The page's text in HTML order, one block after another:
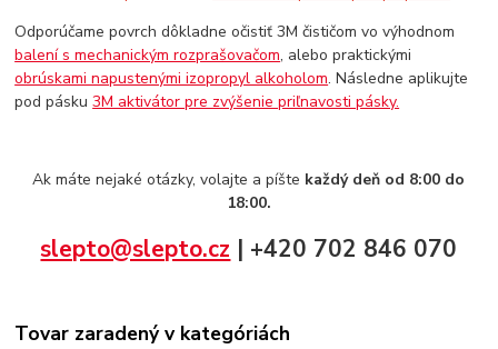
Odporúčame povrch dôkladne očistiť 3M čističom vo výhodnom
balení s mechanickým rozprašovačom, alebo praktickými
obrúskami napustenými izopropyl alkoholom. Následne aplikujte
pod pásku3M aktivátor pre zvýšenie priľnavosti pásky.
Ak máte nejaké otázky, volajte a píšte každý deň od 8:00 do
18:00.
slepto@slepto.cz | +420 702 846 070
Tovar zaradený v kategóriách